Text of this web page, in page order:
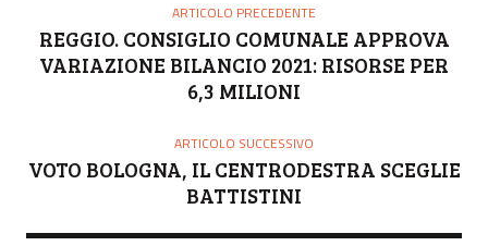
ARTICOLO PRECEDENTE
REGGIO. CONSIGLIO COMUNALE APPROVA
VARIAZIONE BILANCIO 2021: RISORSE PER
6,3 MILIONI
ARTICOLO SUCCESSIVO
VOTO BOLOGNA, IL CENTRODESTRA SCEGLIE
BATTISTINI